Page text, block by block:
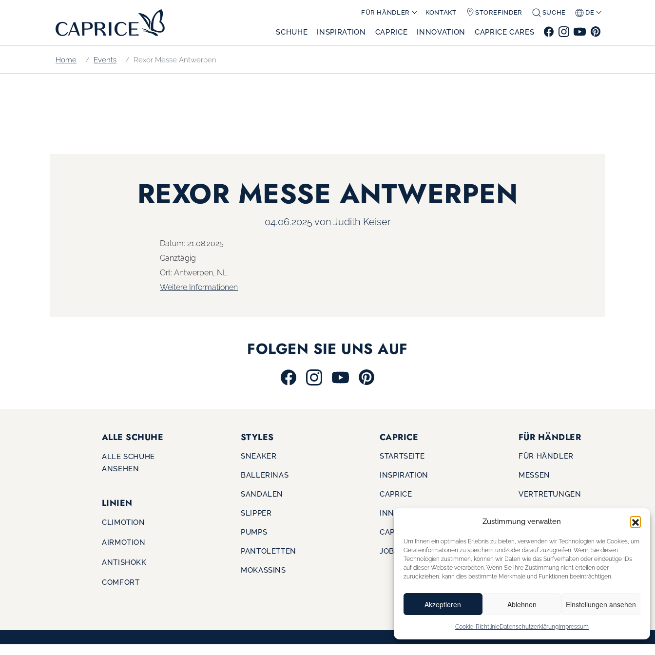
Zustimmung verwalten
Um Ihnen ein optimales Erlebnis zu bieten, verwenden wir Technologien wie Cookies, um
Geräteinformationen zu speichern und/oder darauf zuzugreifen. Wenn Sie diesen
Technologien zustimmen, können wir Daten wie das Surfverhalten oder eindeutige IDs
auf dieser Website verarbeiten. Wenn Sie Ihre Zustimmung nicht erteilen oder
zurückziehen, kann dies bestimmte Merkmale und Funktionen beeinträchtigen.
Akzeptieren Ablehnen Einstellungen ansehen
Cookie-RichtlinieDatenschutzerklärungImpressum
SCHUHE INSPIRATION CAPRICE INNOVATION CAPRICE CARES
FÜR HÄNDLER KONTAKT STOREFINDER SUCHE DE
Home Events Rexor Messe Antwerpen
REXOR MESSE ANTWERPEN
04.06.2025 von Judith Keiser
Datum: 21.08.2025
Ganztägig
Ort: Antwerpen, NL
Weitere Informationen
FOLGEN SIE UNS AUF
ALLE SCHUHE
ALLE SCHUHE
ANSEHEN
LINIEN
CLIMOTION
AIRMOTION
ANTISHOKK
COMFORT
STYLES
SNEAKER
BALLERINAS
SANDALEN
SLIPPER
PUMPS
PANTOLETTEN
MOKASSINS
CAPRICE
STARTSEITE
INSPIRATION
CAPRICE
INNOVATION
CAPRICE CARES
JOBS & KARRIERE
FÜR HÄNDLER
FÜR HÄNDLER
MESSEN
VERTRETUNGEN
KONTAKT
SHOE OUTLET
STOREFINDER